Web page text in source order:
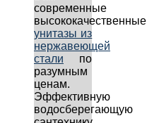
современные
высококачественные
унитазы из
нержавеющей
стали по
разумным
ценам.
Эффективную
водосберегающую